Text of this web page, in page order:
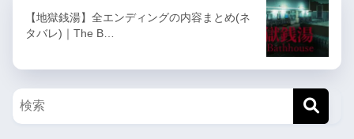
【地獄銭湯】全エンディングの内容まとめ(ネ
タバレ)｜The B…